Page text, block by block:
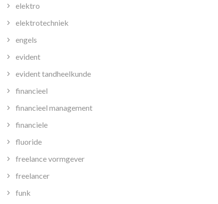
elektro
elektrotechniek
engels
evident
evident tandheelkunde
financieel
financieel management
financiele
fluoride
freelance vormgever
freelancer
funk